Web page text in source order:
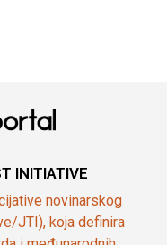
INITIATIVE
novinarskog
JTI), koja definira